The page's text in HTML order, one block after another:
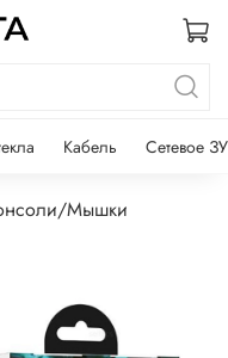
Кабель Сетевое ЗУ
Мышки